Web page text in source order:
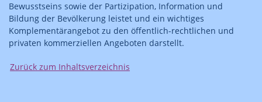
Bewusstseins sowie der Partizipation, Information und
Bildung der Bevölkerung leistet und ein wichtiges
Komplementärangebot zu den öffentlich-rechtlichen und
privaten kommerziellen Angeboten darstellt.
Zurück zum Inhaltsverzeichnis